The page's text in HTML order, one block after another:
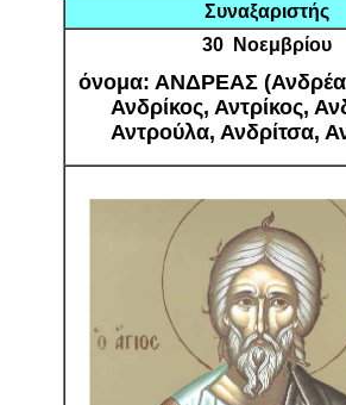
Συναξαριστής
30 Νοεμβρίου
όνομα: ΑΝΔΡΕΑΣ
Ανδρίκος, Αντρίκος,
Αντρούλα, Ανδρίτσα,